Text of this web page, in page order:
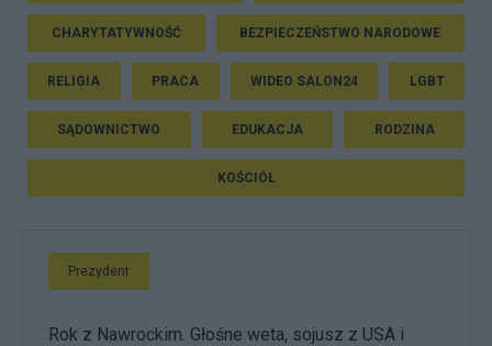
CHARYTATYWNOŚĆ BEZPIECZEŃSTWO NARODOWE
RELIGIA PRACA WIDEO SALON24 LGBT
SĄDOWNICTWO EDUKACJA RODZINA
KOŚCIÓŁ
Prezydent
Rok z Nawrockim. Głośne weta, sojusz z USA i